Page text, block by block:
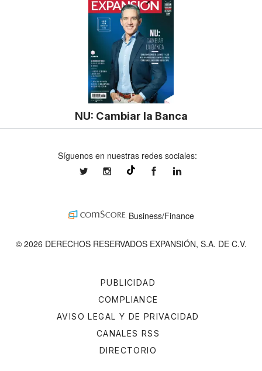
NU: Cambiar la Banca
PUBLICIDAD
COMPLIANCE
AVISO LEGAL Y DE PRIVACIDAD
CANALES RSS
DIRECTORIO
Síguenos en nuestras redes sociales:
expansionmxexpansionmx ExpansionMex
Business/Finance
© 2026 DERECHOS RESERVADOS EXPANSIÓN, S.A. DE C.V.